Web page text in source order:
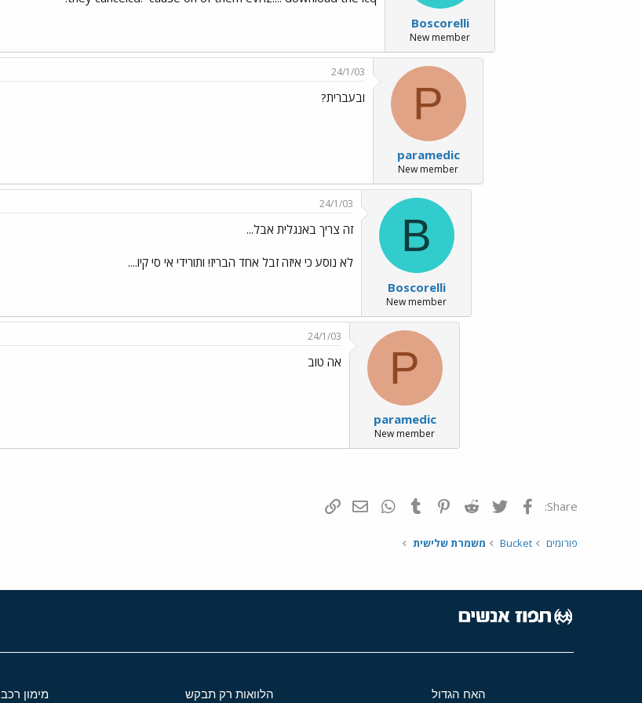
Boscorelli
New member
P
paramedic
New member
24/1/03
ובעברית?
B
Boscorelli
New member
24/1/03
זה צריך באנגלית אבל...
לא נוסע כי איזה זבל אחד הבריז! ותורידי אי סי קיו....
P
paramedic
New member
24/1/03
אה טוב
Share: פייסבוק Twitter
Reddit
Pinterest
Tumblr
WhatsAppדואר אלקטרוני
פורומים Bucket משמרת שלישית
האח הגדול הלוואות רק תבקש מימון